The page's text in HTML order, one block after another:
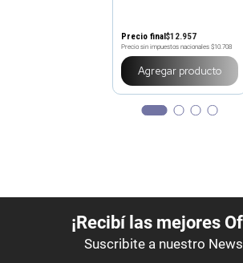
Precio final$12.957
Precio sin impuestos nacionales $10.708
Agregar producto